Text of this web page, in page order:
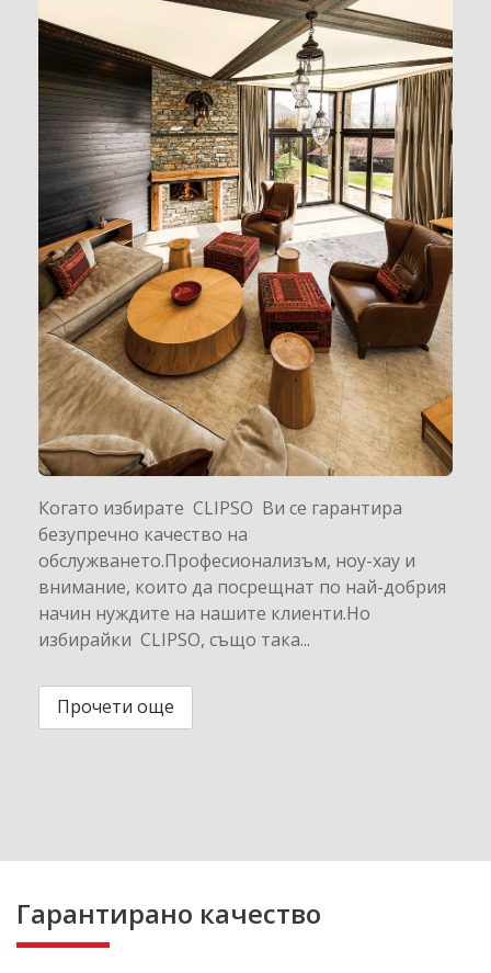
Когато избирате CLIPSO Ви се гарантира
безупречно качество на
обслужването.Професионализъм, ноу-хау и
внимание, които да посрещнат по най-добрия
начин нуждите на нашите клиенти.Но
избирайки CLIPSO, също така...
Прочети още
Гарантирано качество